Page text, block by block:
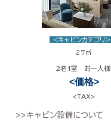
<キャビンカテゴリ>
27㎡
2名1室 お一人様
<価格>
<TAX>
>>キャビン設備について